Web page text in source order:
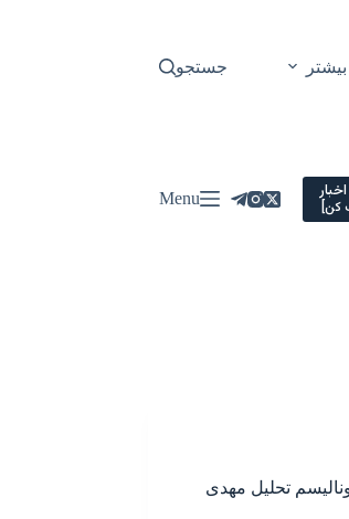
بیشتر جستجو
کن] Menu
تحلیل مهدی